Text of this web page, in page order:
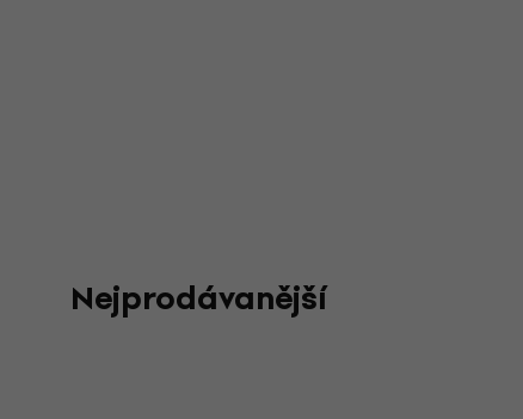
Nejprodávanější